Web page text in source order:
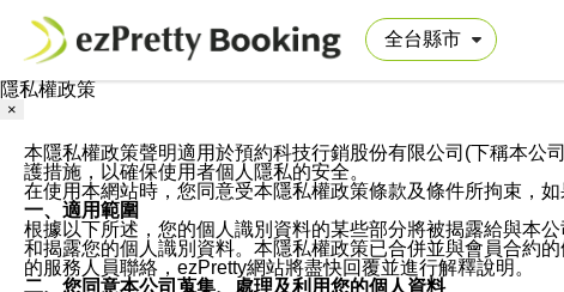
隱私權政策
×
本隱私權政策聲明適用於預約科技行銷股份有限公司(下稱本公
護措施，以確保使用者個人隱私的安全。
在使用本網站時，您同意受本隱私權政策條款及條件所拘束，
一、適用範圍
根據以下所述，您的個人識別資料的某些部分將被揭露給與本
和揭露您的個人識別資料。本隱私權政策已合併並與會員合約
的服務人員聯絡，ezPretty網站將盡快回覆並進行解釋說明。
二、您同意本公司蒐集、處理及利用您的個人資料